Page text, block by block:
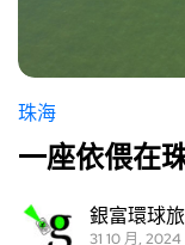
珠海
一座依偎在
銀富環球
31 10 月, 2024